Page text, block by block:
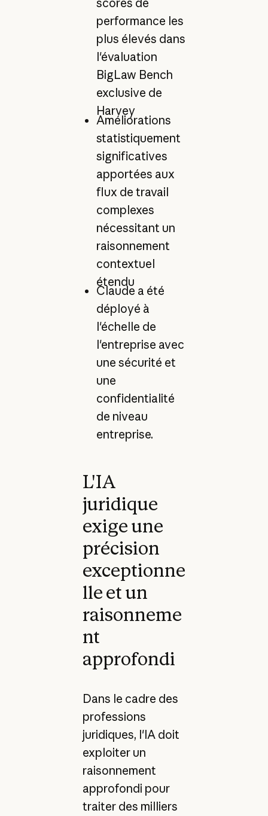
scores de
performance les
plus élevés dans
l'évaluation
BigLaw Bench
exclusive de
Harvey
Améliorations
statistiquement
significatives
apportées aux
flux de travail
complexes
nécessitant un
raisonnement
contextuel
étendu
Claude a été
déployé à
l'échelle de
l'entreprise avec
une sécurité et
une
confidentialité
de niveau
entreprise.
L'IA
juridique
exige une
précision
exceptionne
lle et un
raisonneme
nt
approfondi
Dans le cadre des
professions
juridiques, l'IA doit
exploiter un
raisonnement
approfondi pour
traiter des milliers